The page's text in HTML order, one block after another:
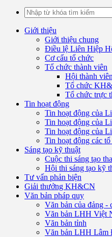
Giới thiệu
Giới thiệu chung
Điều lệ Liên Hiệp
Cơ cấu tổ chức
Tổ chức thành viên
Hội thành viên
Tổ chức
Tổ chức trực
Tin hoạt động
Tin hoạt động của
Tin hoạt động của
Tin hoạt động của
Tin hoạt động các
Sáng tạo kỹ thuật
Cuộc thi sáng tạo
Hội thi sáng tạo kỹ
Tư vấn phản biện
Giải thưởng KH&CN
Văn bản pháp quy
Văn bản của đảng -
Văn bản LHH Việt
Văn bản tỉnh
Văn bản LHH Lâm